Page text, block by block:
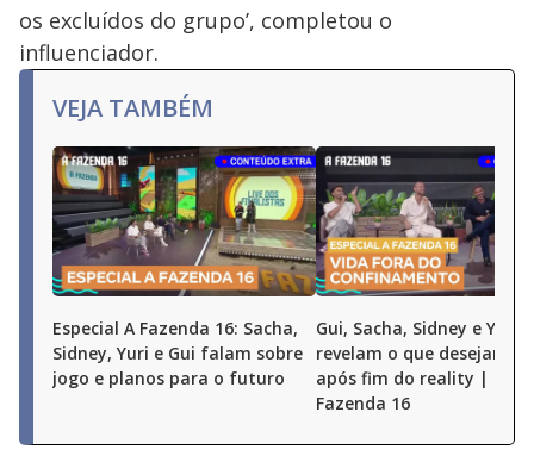
os excluídos do grupo’, completou o
influenciador.
VEJA TAMBÉM
Especial A Fazenda 16: Sacha,
Sidney, Yuri e Gui falam sobre
jogo e planos para o futuro
Gui, Sacha, Sidney e Yuri
revelam o que desejam
após fim do reality |
Fazenda 16